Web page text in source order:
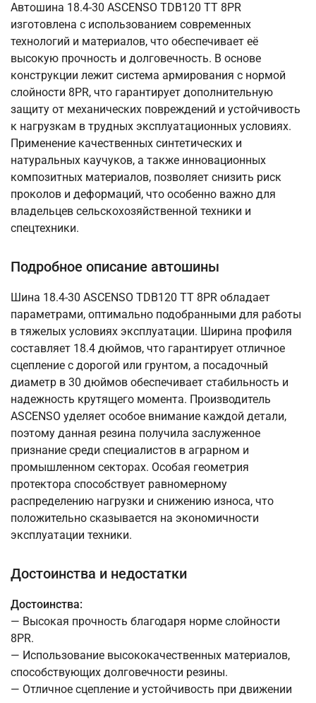
Автошина 18.4-30 ASCENSO TDB120 TT 8PR
изготовлена с использованием современных
технологий и материалов, что обеспечивает её
высокую прочность и долговечность. В основе
конструкции лежит система армирования с нормой
слойности 8PR, что гарантирует дополнительную
защиту от механических повреждений и устойчивость
к нагрузкам в трудных эксплуатационных условиях.
Применение качественных синтетических и
натуральных каучуков, а также инновационных
композитных материалов, позволяет снизить риск
проколов и деформаций, что особенно важно для
владельцев сельскохозяйственной техники и
спецтехники.
Подробное описание автошины
Шина 18.4-30 ASCENSO TDB120 TT 8PR обладает
параметрами, оптимально подобранными для работы
в тяжелых условиях эксплуатации. Ширина профиля
составляет 18.4 дюймов, что гарантирует отличное
сцепление с дорогой или грунтом, а посадочный
диаметр в 30 дюймов обеспечивает стабильность и
надежность крутящего момента. Производитель
ASCENSO уделяет особое внимание каждой детали,
поэтому данная резина получила заслуженное
признание среди специалистов в аграрном и
промышленном секторах. Особая геометрия
протектора способствует равномерному
распределению нагрузки и снижению износа, что
положительно сказывается на экономичности
эксплуатации техники.
Достоинства и недостатки
Достоинства:
— Высокая прочность благодаря норме слойности
8PR.
— Использование высококачественных материалов,
способствующих долговечности резины.
— Отличное сцепление и устойчивость при движении